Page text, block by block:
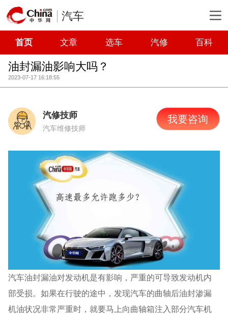
汽车
首页 文章 选车 汽修 百科
油封漏油影响大吗？
2023-07-17 16:18:55
汽修技师
汽车维修技师
我要咨询
汽车油封漏油对发动机是有影响，严重的可导致发动机内
部受损。如果在行驶的途中，发现汽车的曲轴后油封渗漏
机油状况非常严重时，就要马上向曲轴箱注入部分汽车机